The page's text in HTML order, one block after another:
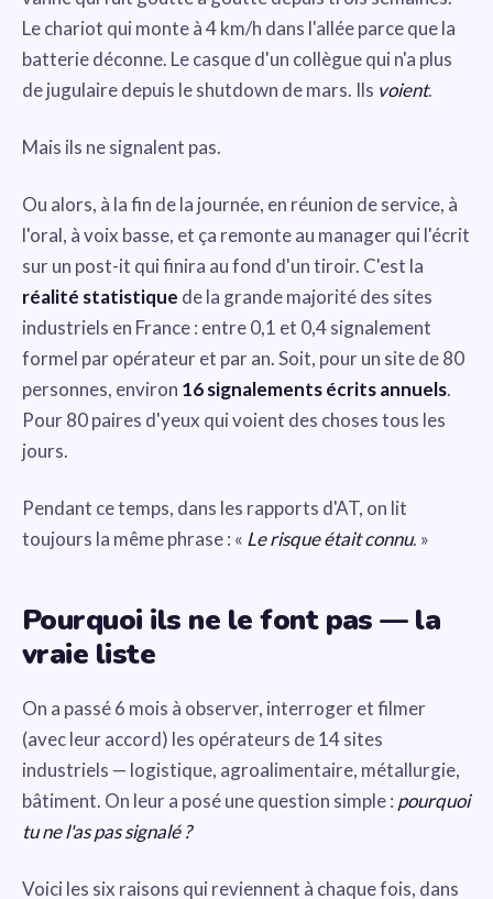
Le chariot qui monte à 4 km/h dans l'allée parce que la
batterie déconne. Le casque d'un collègue qui n'a plus
de jugulaire depuis le shutdown de mars. Ils voient.
Mais ils ne signalent pas.
Ou alors, à la fin de la journée, en réunion de service, à
l'oral, à voix basse, et ça remonte au manager qui l'écrit
sur un post-it qui finira au fond d'un tiroir. C'est la
réalité statistique de la grande majorité des sites
industriels en France : entre 0,1 et 0,4 signalement
formel par opérateur et par an. Soit, pour un site de 80
personnes, environ 16 signalements écrits annuels.
Pour 80 paires d'yeux qui voient des choses tous les
jours.
Pendant ce temps, dans les rapports d'AT, on lit
toujours la même phrase : « Le risque était connu. »
Pourquoi ils ne le font pas — la
vraie liste
On a passé 6 mois à observer, interroger et filmer
(avec leur accord) les opérateurs de 14 sites
industriels — logistique, agroalimentaire, métallurgie,
bâtiment. On leur a posé une question simple : pourquoi
tu ne l'as pas signalé ?
Voici les six raisons qui reviennent à chaque fois, dans